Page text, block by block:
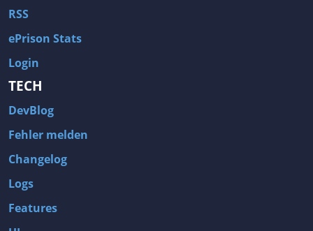
RSS
ePrison Stats
Login
TECH
DevBlog
Fehler melden
Changelog
Logs
Features